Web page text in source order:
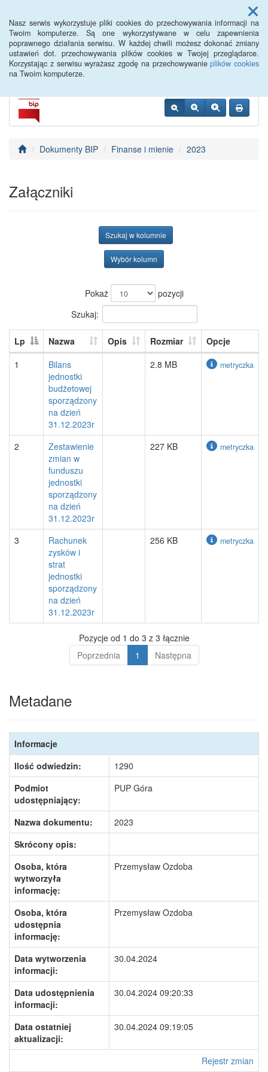
Nasz serwis wykorzystuje pliki cookies do przechowywania informacji na
Twoim komputerze. Są one wykorzystywane w celu zapewnienia
poprawnego działania serwisu. W każdej chwili możesz dokonać zmiany
ustawień dot. przechowywania plików cookies w Twojej przeglądarce.
Korzystając z serwisu wyrażasz zgodę na przechowywanieplików cookies
na Twoim komputerze.
Menu
PUP Góra
Dokumenty BIP Finanse i mienie 2023
Załączniki
Szukaj w kolumnie
Wybór kolumn
Pokaż
pozycji
Szukaj:
Lp Nazwa Opis Rozmiar
Opcje
1
Bilans
jednostki
budżetowej
sporządzony
na dzień
31.12.2023r
2.8 MB metryczka
2
Zestawienie
zmian w
funduszu
jednostki
sporządzony
na dzień
31.12.2023r
227 KB metryczka
3
Rachunek
zysków i
strat
jednostki
sporządzony
na dzień
31.12.2023r
256 KB metryczka
Pozycje od 1 do 3 z 3 łącznie
Poprzednia
1 Następna
Metadane
Informacje
Ilość odwiedzin:
1290
Podmiot
udostępniający:
PUP Góra
Nazwa dokumentu:
2023
Skrócony opis:
Osoba, która
wytworzyła
informację:
Przemysław Ozdoba
Osoba, która
udostępnia
informację:
Przemysław Ozdoba
Data wytworzenia
informacji:
30.04.2024
Data udostępnienia
informacji:
30.04.2024 09:20:33
Data ostatniej
aktualizacji:
30.04.2024 09:19:05
Rejestr zmian